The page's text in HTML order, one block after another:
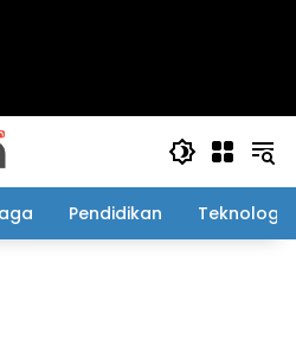
Pendidikan Teknologi